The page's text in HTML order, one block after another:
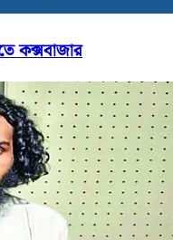
কক্সবাজার